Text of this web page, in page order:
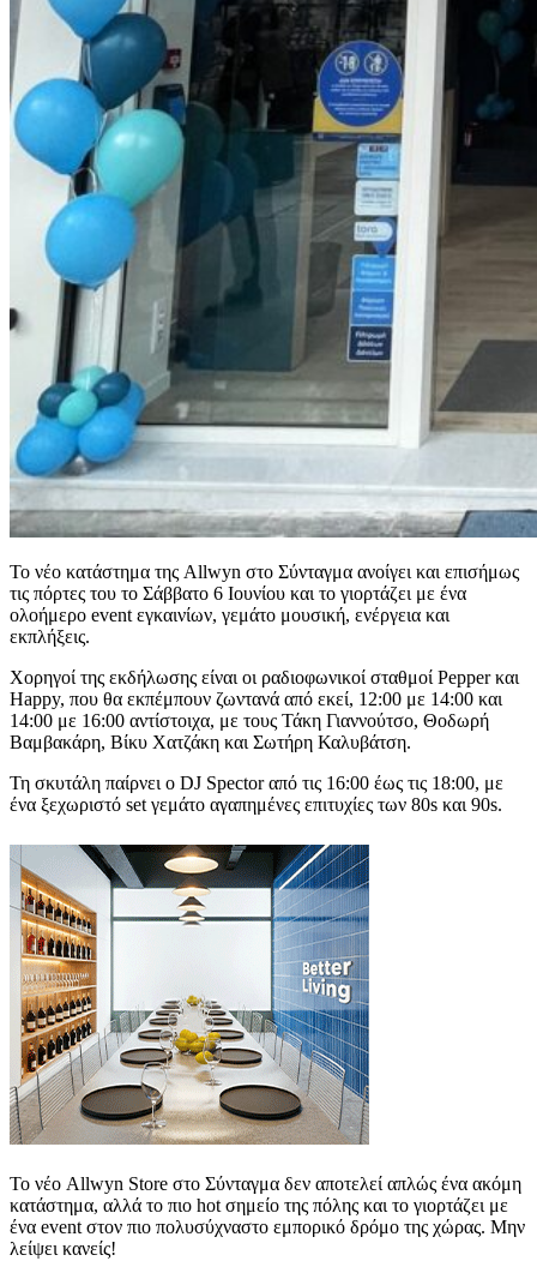
Το νέο κατάστημα της Allwyn στο Σύνταγμα ανοίγει και επισήμως
τις πόρτες του το Σάββατο 6 Ιουνίου και το γιορτάζει με ένα
ολοήμερο event εγκαινίων, γεμάτο μουσική, ενέργεια και
εκπλήξεις.
Χορηγοί της εκδήλωσης είναι οι ραδιοφωνικοί σταθμοί Pepper και
Happy, που θα εκπέμπουν ζωντανά από εκεί, 12:00 με 14:00 και
14:00 με 16:00 αντίστοιχα, με τους Τάκη Γιαννούτσο, Θοδωρή
Βαμβακάρη, Βίκυ Χατζάκη και Σωτήρη Καλυβάτση.
Τη σκυτάλη παίρνει ο DJ Spector από τις 16:00 έως τις 18:00, με
ένα ξεχωριστό set γεμάτο αγαπημένες επιτυχίες των 80s και 90s.
Το νέο Allwyn Store στο Σύνταγμα δεν αποτελεί απλώς ένα ακόμη
κατάστημα, αλλά το πιο hot σημείο της πόλης και το γιορτάζει με
ένα event στον πιο πολυσύχναστο εμπορικό δρόμο της χώρας. Μην
λείψει κανείς!